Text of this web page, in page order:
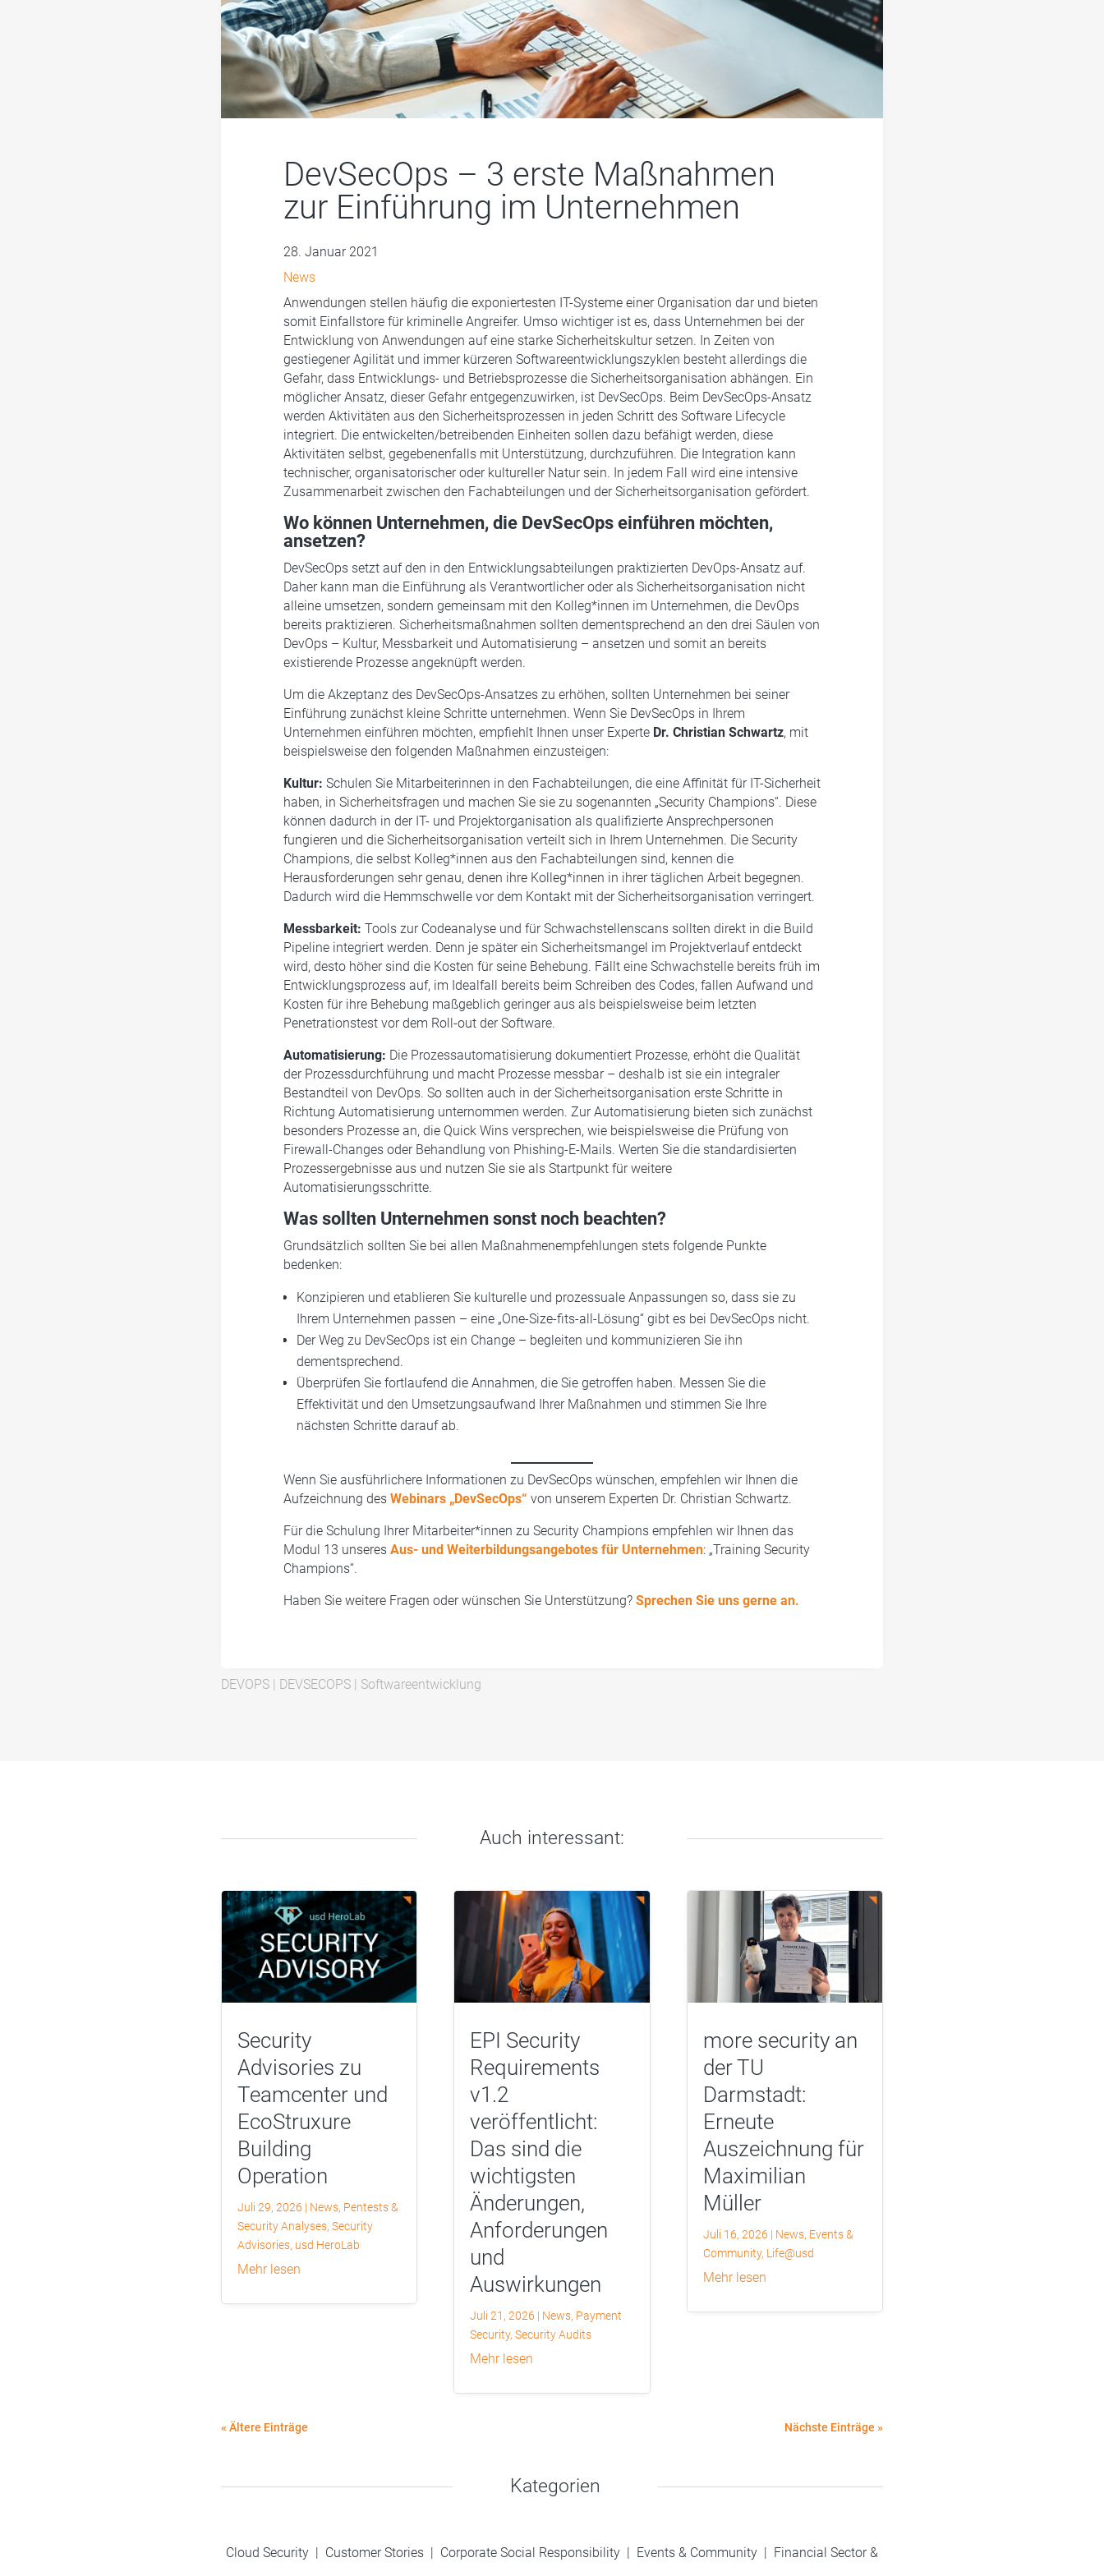
DevSecOps – 3 erste Maßnahmen
zur Einführung im Unternehmen
28. Januar 2021
News
Anwendungen stellen häufig die exponiertesten IT-Systeme einer Organisation dar und bieten
somit Einfallstore für kriminelle Angreifer. Umso wichtiger ist es, dass Unternehmen bei der
Entwicklung von Anwendungen auf eine starke Sicherheitskultur setzen. In Zeiten von
gestiegener Agilität und immer kürzeren Softwareentwicklungszyklen besteht allerdings die
Gefahr, dass Entwicklungs- und Betriebsprozesse die Sicherheitsorganisation abhängen. Ein
möglicher Ansatz, dieser Gefahr entgegenzuwirken, ist DevSecOps. Beim DevSecOps-Ansatz
werden Aktivitäten aus den Sicherheitsprozessen in jeden Schritt des Software Lifecycle
integriert. Die entwickelten/betreibenden Einheiten sollen dazu befähigt werden, diese
Aktivitäten selbst, gegebenenfalls mit Unterstützung, durchzuführen. Die Integration kann
technischer, organisatorischer oder kultureller Natur sein. In jedem Fall wird eine intensive
Zusammenarbeit zwischen den Fachabteilungen und der Sicherheitsorganisation gefördert.
Wo können Unternehmen, die DevSecOps einführen möchten,
ansetzen?
DevSecOps setzt auf den in den Entwicklungsabteilungen praktizierten DevOps-Ansatz auf.
Daher kann man die Einführung als Verantwortlicher oder als Sicherheitsorganisation nicht
alleine umsetzen, sondern gemeinsam mit den Kolleg*innen im Unternehmen, die DevOps
bereits praktizieren. Sicherheitsmaßnahmen sollten dementsprechend an den drei Säulen von
DevOps – Kultur, Messbarkeit und Automatisierung – ansetzen und somit an bereits
existierende Prozesse angeknüpft werden.
Um die Akzeptanz des DevSecOps-Ansatzes zu erhöhen, sollten Unternehmen bei seiner
Einführung zunächst kleine Schritte unternehmen. Wenn Sie DevSecOps in Ihrem
Unternehmen einführen möchten, empfiehlt Ihnen unser Experte Dr. Christian Schwartz, mit
beispielsweise den folgenden Maßnahmen einzusteigen:
Kultur: Schulen Sie Mitarbeiterinnen in den Fachabteilungen, die eine Affinität für IT-Sicherheit
haben, in Sicherheitsfragen und machen Sie sie zu sogenannten „Security Champions“. Diese
können dadurch in der IT- und Projektorganisation als qualifizierte Ansprechpersonen
fungieren und die Sicherheitsorganisation verteilt sich in Ihrem Unternehmen. Die Security
Champions, die selbst Kolleg*innen aus den Fachabteilungen sind, kennen die
Herausforderungen sehr genau, denen ihre Kolleg*innen in ihrer täglichen Arbeit begegnen.
Dadurch wird die Hemmschwelle vor dem Kontakt mit der Sicherheitsorganisation verringert.
Messbarkeit: Tools zur Codeanalyse und für Schwachstellenscans sollten direkt in die Build
Pipeline integriert werden. Denn je später ein Sicherheitsmangel im Projektverlauf entdeckt
wird, desto höher sind die Kosten für seine Behebung. Fällt eine Schwachstelle bereits früh im
Entwicklungsprozess auf, im Idealfall bereits beim Schreiben des Codes, fallen Aufwand und
Kosten für ihre Behebung maßgeblich geringer aus als beispielsweise beim letzten
Penetrationstest vor dem Roll-out der Software.
Automatisierung: Die Prozessautomatisierung dokumentiert Prozesse, erhöht die Qualität
der Prozessdurchführung und macht Prozesse messbar – deshalb ist sie ein integraler
Bestandteil von DevOps. So sollten auch in der Sicherheitsorganisation erste Schritte in
Richtung Automatisierung unternommen werden. Zur Automatisierung bieten sich zunächst
besonders Prozesse an, die Quick Wins versprechen, wie beispielsweise die Prüfung von
Firewall-Changes oder Behandlung von Phishing-E-Mails. Werten Sie die standardisierten
Prozessergebnisse aus und nutzen Sie sie als Startpunkt für weitere
Automatisierungsschritte.
Was sollten Unternehmen sonst noch beachten?
Grundsätzlich sollten Sie bei allen Maßnahmenempfehlungen stets folgende Punkte
bedenken:
Konzipieren und etablieren Sie kulturelle und prozessuale Anpassungen so, dass sie zu
Ihrem Unternehmen passen – eine „One-Size-fits-all-Lösung“ gibt es bei DevSecOps nicht.
Der Weg zu DevSecOps ist ein Change – begleiten und kommunizieren Sie ihn
dementsprechend.
Überprüfen Sie fortlaufend die Annahmen, die Sie getroffen haben. Messen Sie die
Effektivität und den Umsetzungsaufwand Ihrer Maßnahmen und stimmen Sie Ihre
nächsten Schritte darauf ab.
Wenn Sie ausführlichere Informationen zu DevSecOps wünschen, empfehlen wir Ihnen die
Aufzeichnung des Webinars „DevSecOps“ von unserem Experten Dr. Christian Schwartz.
Für die Schulung Ihrer Mitarbeiter*innen zu Security Champions empfehlen wir Ihnen das
Modul 13 unseres Aus- und Weiterbildungsangebotes für Unternehmen: „Training Security
Champions“.
Haben Sie weitere Fragen oder wünschen Sie Unterstützung? Sprechen Sie uns gerne an.
DEVOPS| DEVSECOPS| Softwareentwicklung
Auch interessant:
Security
Advisories zu
Teamcenter und
EcoStruxure
Building
Operation
Juli 29, 2026 | News, Pentests &
Security Analyses, Security
Advisories, usd HeroLab
mehr lesen
EPI Security
Requirements
v1.2
veröffentlicht:
Das sind die
wichtigsten
Änderungen,
Anforderungen
und
Auswirkungen
Juli 21, 2026 | News, Payment
Security,Security Audits
mehr lesen
more security an
der TU
Darmstadt:
Erneute
Auszeichnung für
Maximilian
Müller
Juli 16, 2026 | News, Events &
Community, Life@usd
mehr lesen
« Ältere Einträge Nächste Einträge »
Kategorien
Cloud Security Customer Stories| Corporate Social Responsibility| Events & Community
Financial Sector &